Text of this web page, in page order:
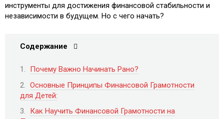
инструменты для достижения финансовой стабильности и
независимости в будущем. Но с чего начать?
Содержание
Почему Важно Начинать Рано?
Основные Принципы Финансовой Грамотности
для Детей:
Как Научить Финансовой Грамотности на